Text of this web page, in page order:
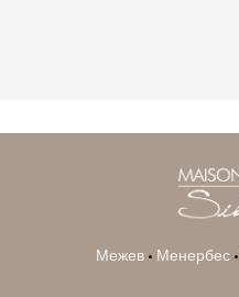
Межев• Менербес•